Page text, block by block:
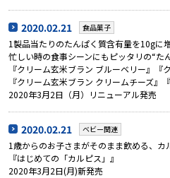
2020.02.21 食品菓子
1製品当たりのたんぱく質含有量を10gに
忙しい時の食事シーンにもピッタリの“た
『クリーム玄米ブラン ブルーベリー』『
『クリーム玄米ブラン クリームチーズ』
2020年3月2日（月）リニューアル発売
2020.02.21 ベビー関連
1歳からのお子さまがそのまま飲める、
『はじめての「カルピス」』
2020年3月2日(月)新発売